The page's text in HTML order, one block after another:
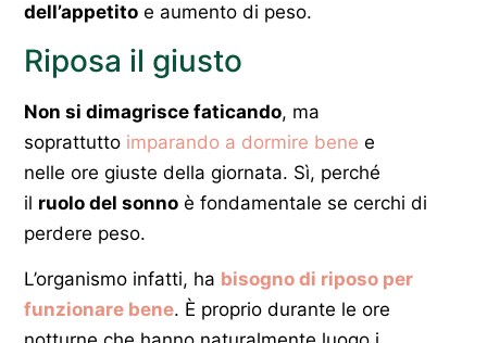
dell’appetito e aumento di peso.
Riposa il giusto
Non si dimagrisce faticando, ma
soprattutto imparando a dormire bene e
nelle ore giuste della giornata. Sì, perché
il ruolo del sonno è fondamentale se cerchi di
perdere peso.
L’organismo infatti, ha bisogno di riposo per
funzionare bene. È proprio durante le ore